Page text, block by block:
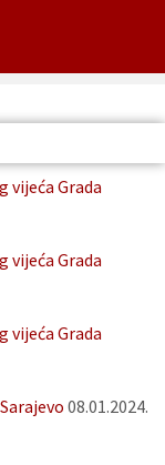
vijeća Grada
vijeća Grada
vijeća Grada
08.01.2024.